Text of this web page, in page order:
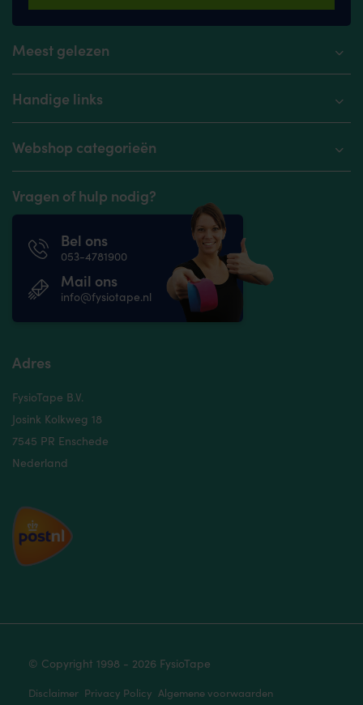
Meest gelezen
Handige links
Webshop categorieën
Vragen of hulp nodig?
Bel ons
053-4781900
Mail ons
info@fysiotape.nl
Adres
FysioTape B.V.
Josink Kolkweg 18
7545 PR Enschede
Nederland
© Copyright 1998 - 2026 FysioTape
Disclaimer Privacy Policy Algemene voorwaarden